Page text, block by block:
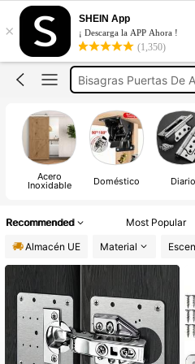
×
SHEIN App
¡ Descarga la APP Ahora !
(1,350)
Bisagras Para Puertas
Bisagra Puerta Armario
Visagras Para Puertas
Bisagras Para Puertas
Bisagra Puerta
Acero
Inoxidable Doméstico Diario
Recommended Most Popular
Almacén UE
Material